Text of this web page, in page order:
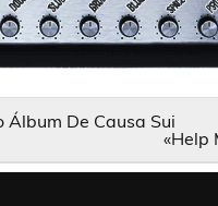
Álbum De Causa Sui
«Help